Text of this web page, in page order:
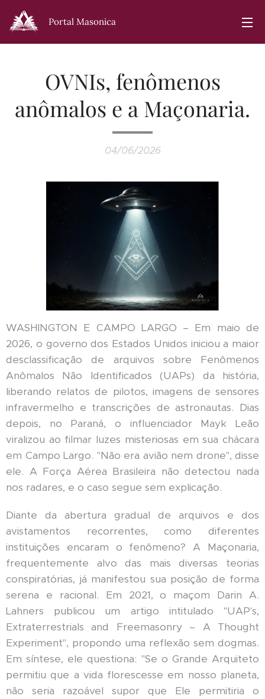
Portal Masonica
OVNIs, fenômenos
anômalos e a Maçonaria.
04/06/2026
WASHINGTON E CAMPO LARGO – Em maio de
2026, o governo dos Estados Unidos iniciou a maior
desclassificação de arquivos sobre Fenômenos
Anômalos Não Identificados (UAPs) da história,
liberando relatos de pilotos, imagens de sensores
infravermelho e transcrições de astronautas. Dias
depois, no Paraná, o influenciador Mayk Leão
viralizou ao filmar luzes misteriosas em sua chácara
em Campo Largo. "Não era avião nem drone", disse
ele. A Força Aérea Brasileira não detectou nada
nos radares, e o caso segue sem explicação.
Diante da abertura gradual de arquivos e dos
avistamentos recorrentes, como diferentes
instituições encaram o fenômeno? A Maçonaria,
frequentemente alvo das mais diversas teorias
conspiratórias, já manifestou sua posição de forma
serena e racional. Em 2021, o maçom Darin A.
Lahners publicou um artigo intitulado "UAP's,
Extraterrestrials and Freemasonry – A Thought
Experiment", propondo uma reflexão sem dogmas.
Em síntese, ele questiona: "Se o Grande Arquiteto
permitiu que a vida florescesse em nosso planeta,
não seria razoável supor que Ele permitiria o